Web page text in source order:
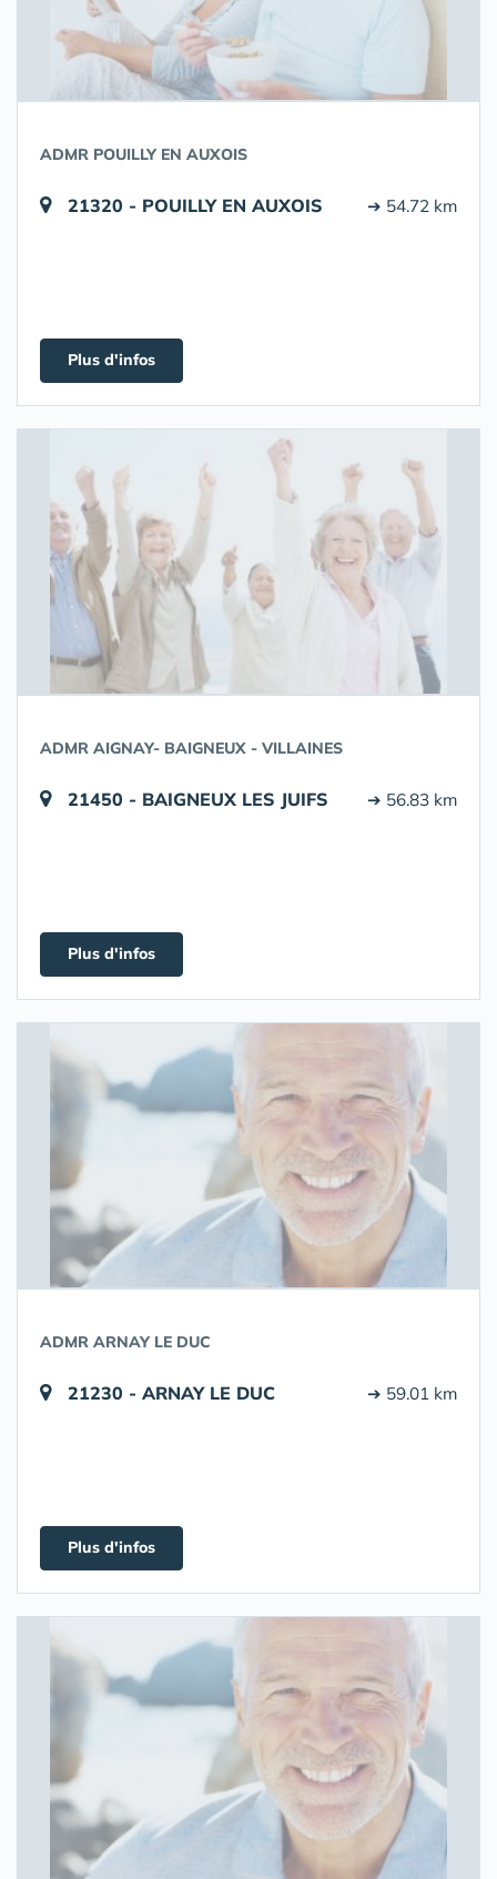
ADMR POUILLY EN AUXOIS
21320 - POUILLY EN AUXOIS ➔ 54.72 km
Plus d'infos
ADMR AIGNAY- BAIGNEUX - VILLAINES
21450 - BAIGNEUX LES JUIFS ➔ 56.83 km
Plus d'infos
ADMR ARNAY LE DUC
21230 - ARNAY LE DUC ➔ 59.01 km
Plus d'infos